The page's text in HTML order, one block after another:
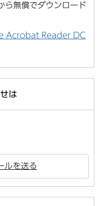
無償でダウンロード
Acrobat Reader DC
は
ルを送る